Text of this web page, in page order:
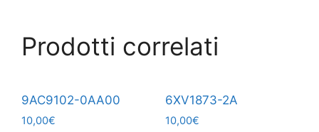
Prodotti correlati
9AC9102-0AA00
10,00€
6XV1873-2A
10,00€